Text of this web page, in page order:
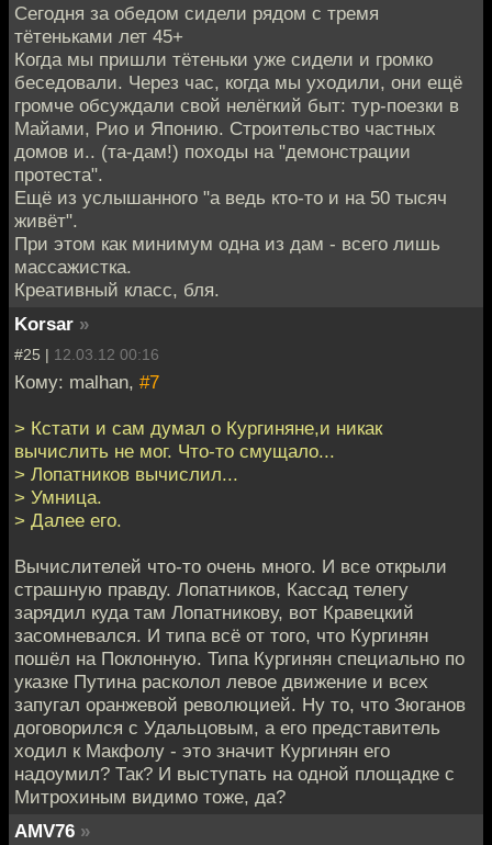
Сегодня за обедом сидели рядом с тремя
тётеньками лет 45+
Когда мы пришли тётеньки уже сидели и громко
беседовали. Через час, когда мы уходили, они ещё
громче обсуждали свой нелёгкий быт: тур-поезки в
Майами, Рио и Японию. Строительство частных
домов и.. (та-дам!) походы на "демонстрации
протеста".
Ещё из услышанного "а ведь кто-то и на 50 тысяч
живёт".
При этом как минимум одна из дам - всего лишь
массажистка.
Креативный класс, бля.
Korsar »
#25 | 12.03.12 00:16
Кому: malhan, #7
> Кстати и сам думал о Кургиняне,и никак
вычислить не мог. Что-то смущало...
> Лопатников вычислил...
> Умница.
> Далее его.
Вычислителей что-то очень много. И все открыли
страшную правду. Лопатников, Кассад телегу
зарядил куда там Лопатникову, вот Кравецкий
засомневался. И типа всё от того, что Кургинян
пошёл на Поклонную. Типа Кургинян специально по
указке Путина расколол левое движение и всех
запугал оранжевой революцией. Ну то, что Зюганов
договорился с Удальцовым, а его представитель
ходил к Макфолу - это значит Кургинян его
надоумил? Так? И выступать на одной площадке с
Митрохиным видимо тоже, да?
AMV76 »